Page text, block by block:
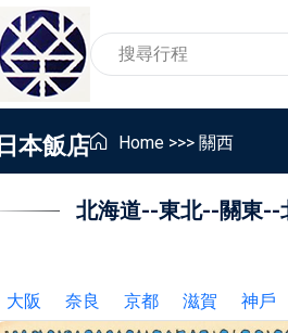
2026賞櫻旅遊行程
2026東北地區温泉包車行程
日本飯店 Home >>> 關西
北海道--東北--關東--
大阪 奈良 京都 滋賀 神戶